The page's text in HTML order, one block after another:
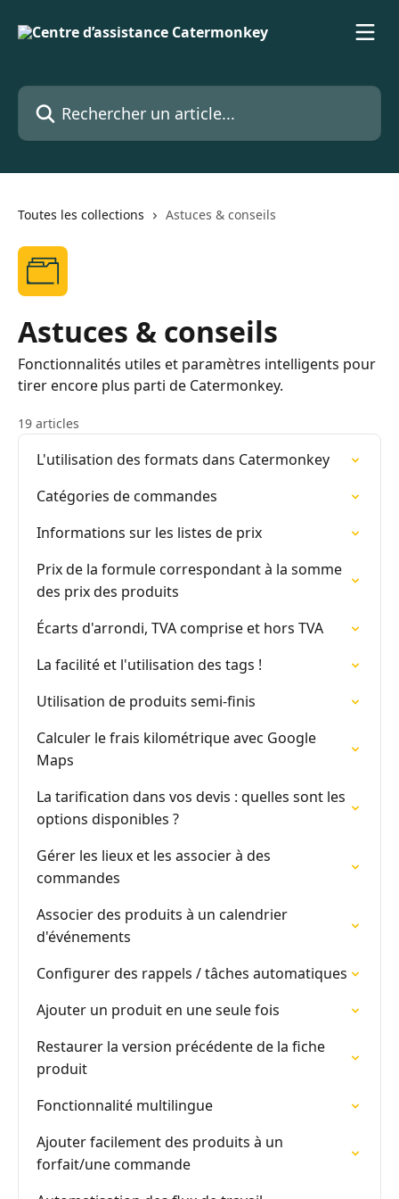
Rechercher un article...
Toutes les collections Astuces & conseils
Astuces & conseils
Fonctionnalités utiles et paramètres intelligents pour
tirer encore plus parti de Catermonkey.
19 articles
L'utilisation des formats dans Catermonkey
Catégories de commandes
Informations sur les listes de prix
Prix de la formule correspondant à la somme
des prix des produits
Écarts d'arrondi, TVA comprise et hors TVA
La facilité et l'utilisation des tags !
Utilisation de produits semi-finis
Calculer le frais kilométrique avec Google
Maps
La tarification dans vos devis : quelles sont les
options disponibles ?
Gérer les lieux et les associer à des
commandes
Associer des produits à un calendrier
d'événements
Configurer des rappels / tâches automatiques
Ajouter un produit en une seule fois
Restaurer la version précédente de la fiche
produit
Fonctionnalité multilingue
Ajouter facilement des produits à un
forfait/une commande